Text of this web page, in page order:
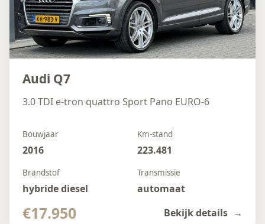
Audi Q7
3.0 TDI e-tron quattro Sport Pano EURO-6
Bouwjaar
2016
Km-stand
223.481
Brandstof
hybride diesel
Transmissie
automaat
€17.950 Bekijk details